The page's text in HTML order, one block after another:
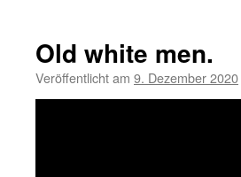
Old white men.
Veröffentlicht am 9. Dezember 2020